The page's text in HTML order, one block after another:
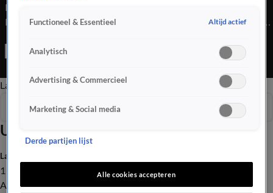
Bekijk aflevering 4161 van Hart van Nederland - Ochtend
Editie uit seizoen 2025 hier. Deze aflevering is uitgezonden op
Ochtend Editie is een Nieuws programma
Late EditieOchtend EditieVroege Editie
Uitzendingen
Seizoen 2025
Laatste nieuws
112
Advies & Tips
Functioneel & Essentieel Altijd actief
Analytisch
Advertising & Commercieel
Marketing & Social media
Derde partijen lijst
Alle cookies accepteren